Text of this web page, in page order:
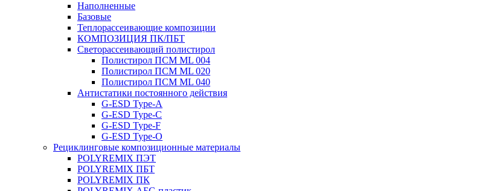
Наполненные
Базовые
Теплорассеивающие композиции
КОМПОЗИЦИЯ ПК/ПБТ
Светорассеивающий полистирол
Полистирол ПСМ ML 004
Полистирол ПСМ ML 020
Полистирол ПСМ ML 040
Антистатики постоянного действия
G-ESD Type-A
G-ESD Type-C
G-ESD Type-F
G-ESD Type-O
Рециклинговые композиционные материалы
POLYREMIX ПЭТ
POLYREMIX ПБТ
POLYREMIX ПК